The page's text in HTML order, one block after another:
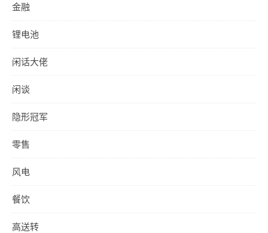
金融
锂电池
闲话大佬
闲谈
隐形冠军
零售
风电
餐饮
高送转